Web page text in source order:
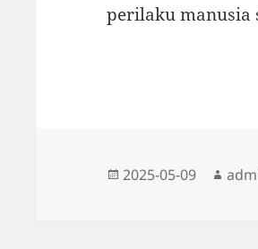
perilaku manusia
Diposkan
2025-05-09